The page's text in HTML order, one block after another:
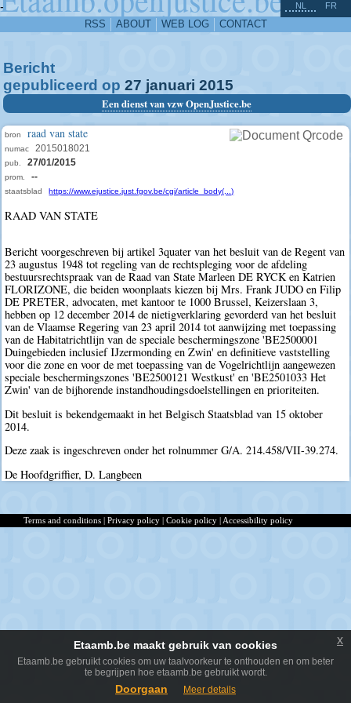
-
RSS ABOUT WEB LOG CONTACT
NL FR
Bericht
gepubliceerd op 27 januari 2015
Een dienst van vzw OpenJustice.be
bron raad van state
numac 2015018021
pub. 27/01/2015
prom. --
staatsblad https://www.ejustice.just.fgov.be/cgi/article_body(...)
RAAD VAN STATE
Bericht voorgeschreven bij artikel 3quater van het besluit van de Regent van
23 augustus 1948 tot regeling van de rechtspleging voor de afdeling
bestuursrechtspraak van de Raad van State Marleen DE RYCK en Katrien
FLORIZONE, die beiden woonplaats kiezen bij Mrs. Frank JUDO en Filip
DE PRETER, advocaten, met kantoor te 1000 Brussel, Keizerslaan 3,
hebben op 12 december 2014 de nietigverklaring gevorderd van het besluit
van de Vlaamse Regering van 23 april 2014 tot aanwijzing met toepassing
van de Habitatrichtlijn van de speciale beschermingszone 'BE2500001
Duingebieden inclusief IJzermonding en Zwin' en definitieve vaststelling
voor die zone en voor de met toepassing van de Vogelrichtlijn aangewezen
speciale beschermingszones 'BE2500121 Westkust' en 'BE2501033 Het
Zwin' van de bijhorende instandhoudingsdoelstellingen en prioriteiten.
Dit besluit is bekendgemaakt in het Belgisch Staatsblad van 15 oktober
2014.
Deze zaak is ingeschreven onder het rolnummer G/A. 214.458/VII-39.274.
De Hoofdgriffier, D. Langbeen
^
Terms and conditions | Privacy policy | Cookie policy | Accessibility policy
Etaamb.be maakt gebruik van cookies
Etaamb.be gebruikt cookies om uw taalvoorkeur te onthouden en om beter
te begrijpen hoe etaamb.be gebruikt wordt.
Doorgaan Meer details
x